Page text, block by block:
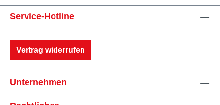
Service-Hotline
Vertrag widerrufen
Unternehmen